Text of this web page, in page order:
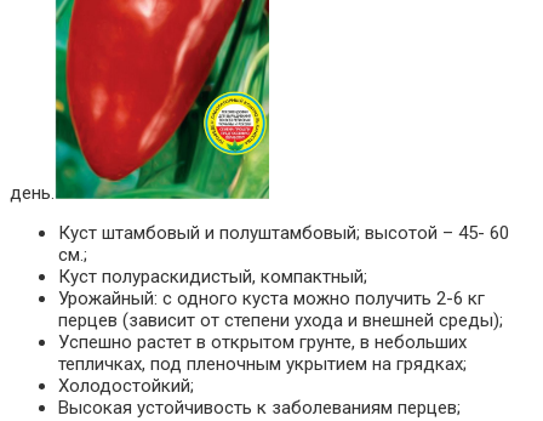
день.
Куст штамбовый и полуштамбовый; высотой – 45- 60
см.;
Куст полураскидистый, компактный;
Урожайный: с одного куста можно получить 2-6 кг
перцев (зависит от степени ухода и внешней среды);
Успешно растет в открытом грунте, в небольших
тепличках, под пленочным укрытием на грядках;
Холодостойкий;
Высокая устойчивость к заболеваниям перцев;